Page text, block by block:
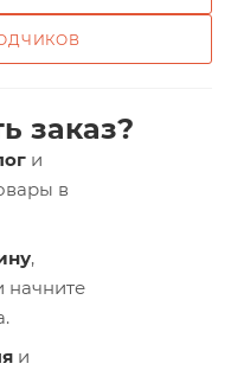
заказ?
и
в
,
начните
и